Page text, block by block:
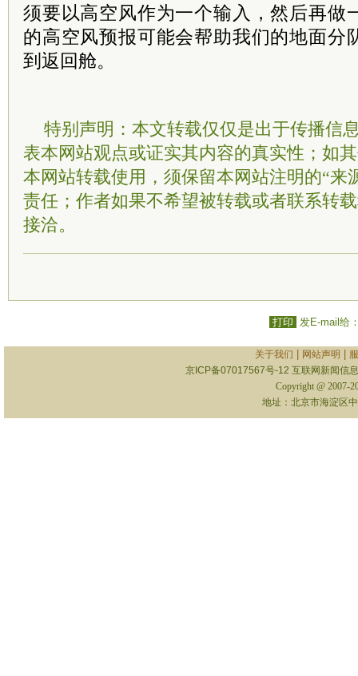
须要以高空风作为一个输入，然后再做
的高空风预报可能会帮助我们的地面分
到返回舱。
特别声明：本文转载仅仅是出于传播信
表本网站观点或证实其内容的真实性；如
本网站转载使用，须保留本网站注明的“来
责任；作者如果不希望被转载或者联系转
接洽。
打印 发E-mail给
关于我们 网站声明
京ICP备07017567号-12 互联网新闻信
Copyright @ 2007-
地址：北京市海淀区